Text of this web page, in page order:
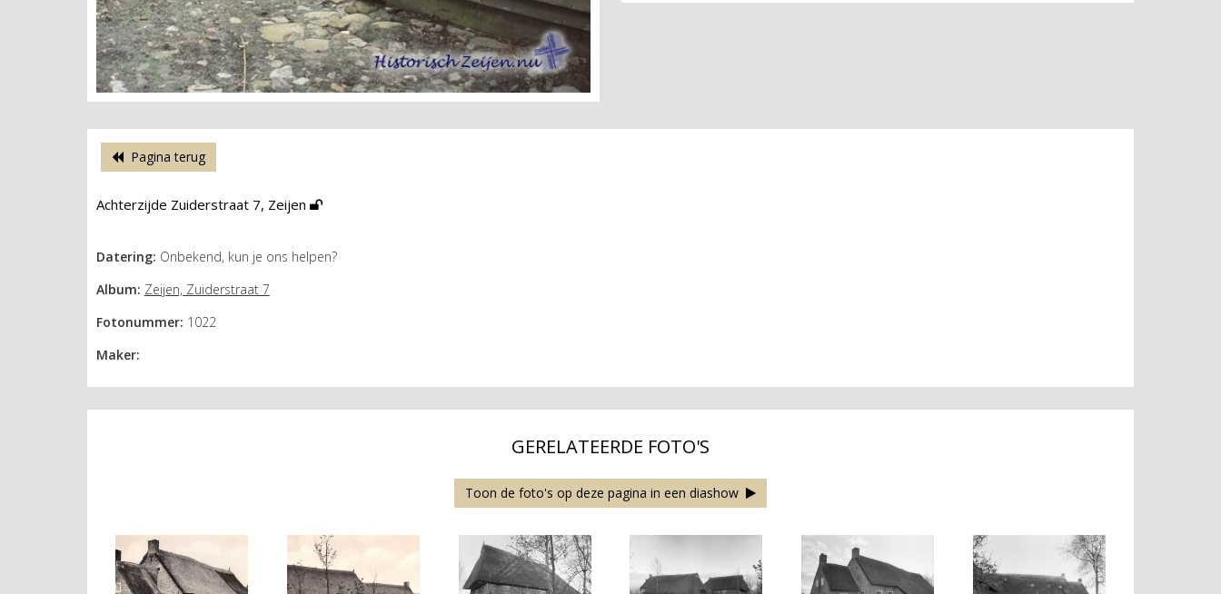
Pagina terug
Achterzijde Zuiderstraat 7, Zeijen
Datering: Onbekend, kun je ons helpen?
Album: Zeijen, Zuiderstraat 7
Fotonummer: 1022
Maker:
GERELATEERDE FOTO'S
Toon de foto's op deze pagina in een diashow